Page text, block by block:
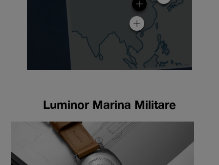
Luminor Marina Militare